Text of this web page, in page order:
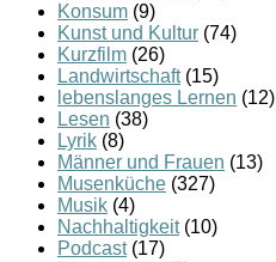
Konsum (9)
Kunst und Kultur (74)
Kurzfilm (26)
Landwirtschaft(15)
lebenslanges Lernen (12)
Lesen (38)
Lyrik (8)
Männer und Frauen (13)
Musenküche (327)
Musik (4)
Nachhaltigkeit(10)
Podcast(17)